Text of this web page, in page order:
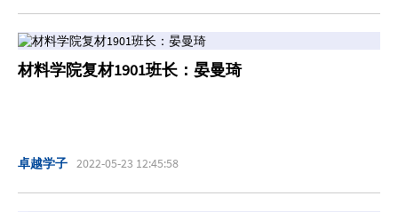
小易为大家带来了对我校卓越学子的采访
材料学院复材1901班长：晏曼琦
卓越学子 2022-05-23 12:45:58